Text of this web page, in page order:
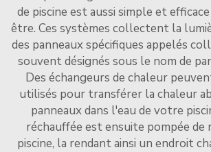
de piscine est aussi simple et
être. Ces systèmes collectent la
des panneaux spécifiques appelés
souvent désignés sous le nom de
Des échangeurs de chaleur
utilisés pour transférer la chaleur
panneaux dans l'eau de votre
réchauffée est ensuite pompée de
piscine, la rendant ainsi un endroit